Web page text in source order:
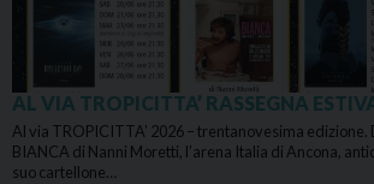
AL VIA TROPICITTA’ RASSEGNA
Al via TROPICITTA’ 2026 – trentanovesima edizione.
BIANCA di Nanni Moretti, l’arena Italia di Ancona,
suo cartellone…